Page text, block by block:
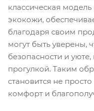
классическая модель
экокожи,
благодаря своим
могут быть уверены,
безопасности и
прогулкой. Таким
становится не
комфорт и